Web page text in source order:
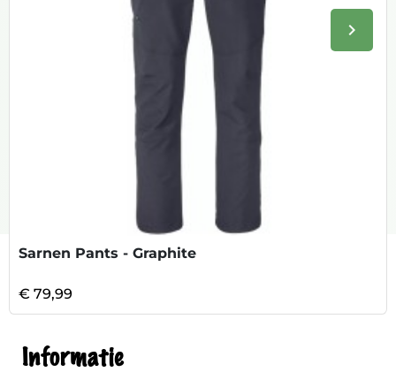
keyboard_arrow_right
Sarnen Pants - Graphite
€ 79,99
Informatie